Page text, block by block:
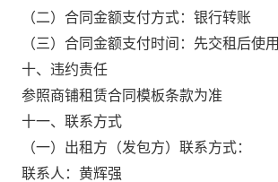
（二）合同金额支付方式： 银行转账
（三）合同金额支付时间： 先交租后使用
十、违约责任
参照商铺租赁合同模板条款为准
十一、联系方式
（一）出租方（发包方）联系方式：
联系人： 黄辉强